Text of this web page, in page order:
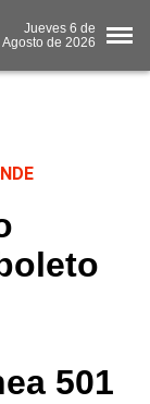
Jueves 6 de
Agosto de 2026
501